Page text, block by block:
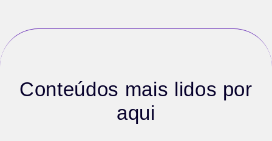
Conteúdos mais lidos por
aqui